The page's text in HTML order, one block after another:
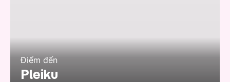
Điểm đến
Pleiku